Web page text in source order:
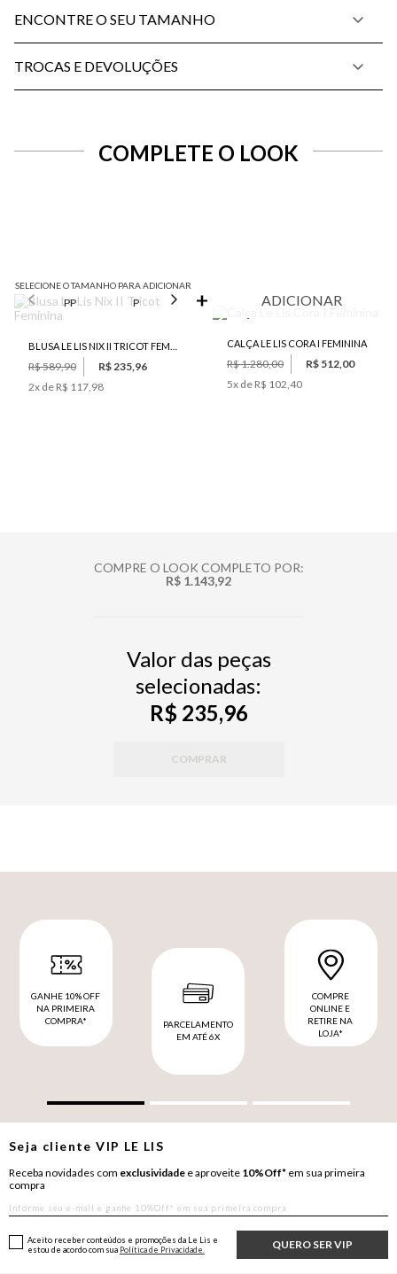
ENCONTRE O SEU TAMANHO
TROCAS E DEVOLUÇÕES
COMPLETE O LOOK
SELECIONE O TAMANHO PARA ADICIONAR
PP P M G GG
R$ 589,90
R$ 235,96
2x de R$ 117,98
ADICIONAR
CALÇA LE LIS CORA I FEMININA
R$ 1.280,00
R$ 512,00
5x de R$ 102,40
COMPRE O LOOK COMPLETO POR:
R$ 1.143,92
Valor das peças
selecionadas:
R$ 235,96
COMPRAR
GANHE 10% OFF
NA PRIMEIRA
COMPRA*
PARCELAMENTO
EM ATÉ 6X
COMPRE
ONLINE E
RETIRE NA
LOJA*
Seja clienteVIP LE LIS
Receba novidades com exclusividade e aproveite 10%Off* em sua primeira
compra
QUERO SER VIP
Aceito receber conteúdos e promoções da Le Lis e
estou de acordo com sua Política de Privacidade.